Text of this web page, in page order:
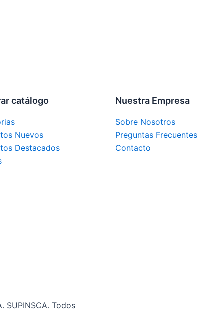
catálogo
Nuevos
Destacados
Nuestra Empresa
Sobre Nosotros
Preguntas Frecuentes
Contacto
Todos